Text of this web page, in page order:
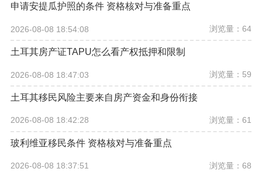
申请安提瓜护照的条件 资格核对与准备重点
2026-08-08 18:54:08 浏览量：64
土耳其房产证TAPU怎么看产权抵押和限制
2026-08-08 18:47:03 浏览量：59
土耳其移民风险主要来自房产资金和身份衔接
2026-08-08 18:42:28 浏览量：61
玻利维亚移民条件 资格核对与准备重点
2026-08-08 18:37:51 浏览量：68